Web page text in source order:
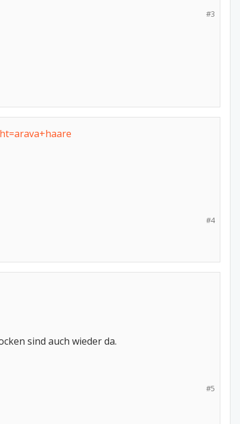
#3
#4
sind auch wieder da.
#5